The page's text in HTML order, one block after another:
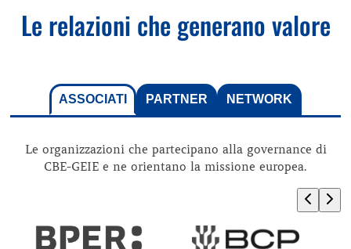
Le relazioni che generano valore
ASSOCIATI PARTNER NETWORK
Le organizzazioni che partecipano alla governance di
CBE-GEIE e ne orientano la missione europea.